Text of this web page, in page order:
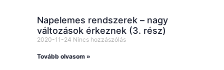
Napelemes rendszerek – nagy
változások érkeznek (3. rész)
2020-11-24 Nincs hozzászólás
Tovább olvasom »